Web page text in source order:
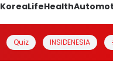
KoreaLifeHealth
Quiz INSIDENESIA